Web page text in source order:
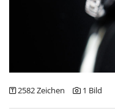
Austrian Fashion Awards 2025
Julia Malischnig
2582 Zeichen 1 Bild